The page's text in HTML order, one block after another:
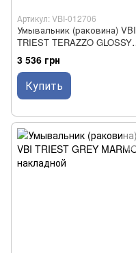
Артикул: VBI-012706
Умывальник (раковина) VBI
TRIEST TERAZZO GLOSSY
накладной
3 536 грн
Купить